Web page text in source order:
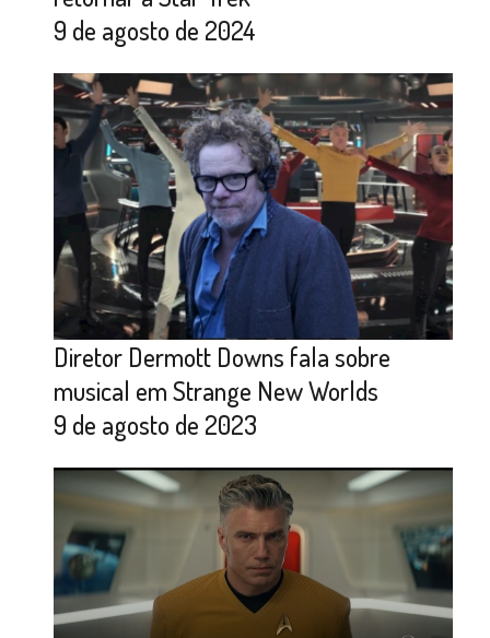
9 de agosto de 2024
Diretor Dermott Downs fala sobre
musical em Strange New Worlds
9 de agosto de 2023